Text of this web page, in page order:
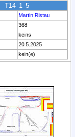
T14_1_5
Martin Ristau
368
keins
20.5.2025
kein(e)